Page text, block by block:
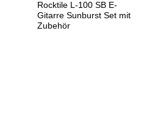
Rocktile L-100 SB E-
Gitarre Sunburst Set mit
Zubehör